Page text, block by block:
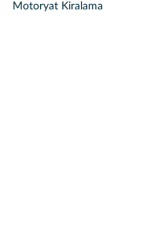
Motoryat Kiralama